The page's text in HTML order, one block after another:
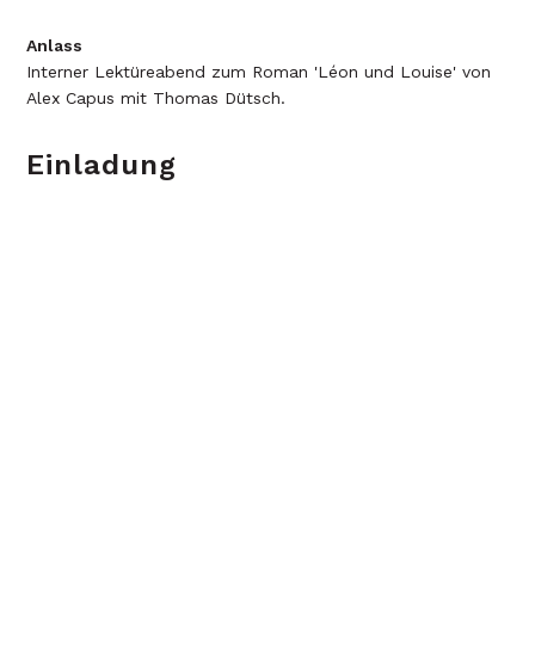
Anlass
Interner Lektüreabend zum Roman 'Léon und Louise' von
Alex Capus mit Thomas Dütsch.
Einladung